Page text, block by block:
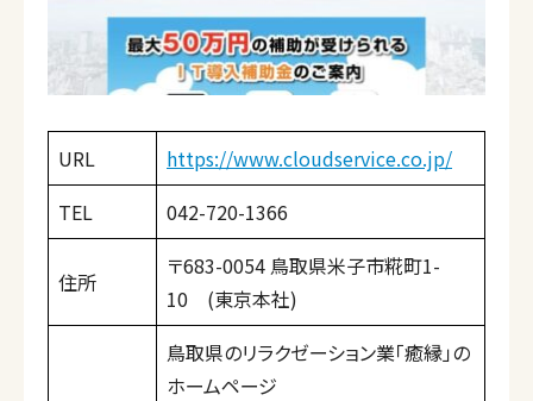
URL
https://www.cloudservice.co.jp/
TEL
042-720-1366
住所
〒683-0054 鳥取県米子市糀町1-
10 (東京本社)
鳥取県のリラクゼーション業「癒縁」の
ホームページ